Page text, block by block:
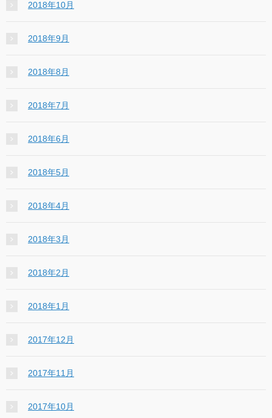
2018年10月
2018年9月
2018年8月
2018年7月
2018年6月
2018年5月
2018年4月
2018年3月
2018年2月
2018年1月
2017年12月
2017年11月
2017年10月